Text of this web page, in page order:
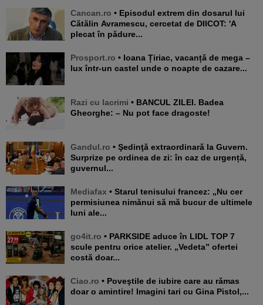
Cancan.ro • Episodul extrem din dosarul lui
Cătălin Avramescu, cercetat de DIICOT: 'A
plecat în pădure...
Prosport.ro • Ioana Țiriac, vacanță de mega –
lux într-un castel unde o noapte de cazare...
Razi cu lacrimi • BANCUL ZILEI. Badea
Gheorghe: – Nu pot face dragoste!
Gandul.ro • Şedinţă extraordinară la Guvern.
Surprize pe ordinea de zi: în caz de urgență,
guvernul...
Mediafax • Starul tenisului francez: „Nu cer
permisiunea nimănui să mă bucur de ultimele
luni ale...
go4it.ro • PARKSIDE aduce în LIDL TOP 7
scule pentru orice atelier. „Vedeta” ofertei
costă doar...
Ciao.ro • Poveştile de iubire care au rămas
doar o amintire! Imagini tari cu Gina Pistol,...